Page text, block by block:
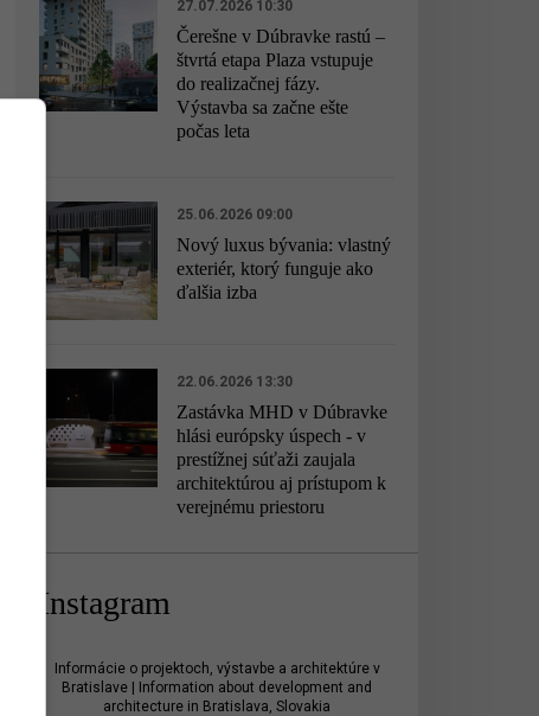
27.07.2026 10:30
Čerešne v Dúbravke rastú –
štvrtá etapa Plaza vstupuje
do realizačnej fázy.
Výstavba sa začne ešte
počas leta
25.06.2026 09:00
Nový luxus bývania: vlastný
exteriér, ktorý funguje ako
ďalšia izba
22.06.2026 13:30
Zastávka MHD v Dúbravke
hlási európsky úspech - v
prestížnej súťaži zaujala
architektúrou aj prístupom k
verejnému priestoru
Instagram
Informácie o projektoch, výstavbe a architektúre v
Bratislave | Information about development and
architecture in Bratislava, Slovakia